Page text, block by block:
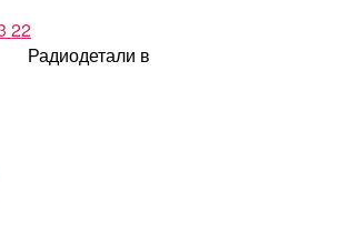
22
Радиодетали в